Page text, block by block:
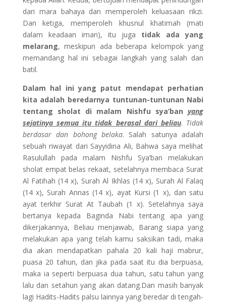
dari mara bahaya dan memperoleh keluasaan rikzi.
Dan ketiga, memperoleh khusnul khatimah (mati
dalam keadaan iman), itu juga tidak ada yang
melarang, meskipun ada beberapa kelompok yang
memandang hal ini sebagai langkah yang salah dan
batil.
Dalam hal ini yang patut mendapat perhatian
kita adalah beredarnya tuntunan-tuntunan Nabi
tentang sholat di malam Nishfu sya’ban yang
sejatinya semua itu tidak berasal dari beliau. Tidak
berdasar dan bohong belaka. Salah satunya adalah
sebuah riwayat dari Sayyidina Ali, Bahwa saya melihat
Rasulullah pada malam Nishfu Sya’ban melakukan
sholat empat belas rekaat, setelahnya membaca Surat
Al Fatihah (14 x), Surah Al Ikhlas (14 x), Surah Al Falaq
(14 x), Surah Annas (14 x), ayat Kursi (1 x), dan satu
ayat terkhir Surat At Taubah (1 x). Setelahnya saya
bertanya kepada Baginda Nabi tentang apa yang
dikerjakannya, Beliau menjawab, Barang siapa yang
melakukan apa yang telah kamu saksikan tadi, maka
dia akan mendapatkan pahala 20 kali haji mabrur,
puasa 20 tahun, dan jika pada saat itu dia berpuasa,
maka ia seperti berpuasa dua tahun, satu tahun yang
lalu dan setahun yang akan datang.Dan masih banyak
lagi Hadits-Hadits palsu lainnya yang beredar di tengah-